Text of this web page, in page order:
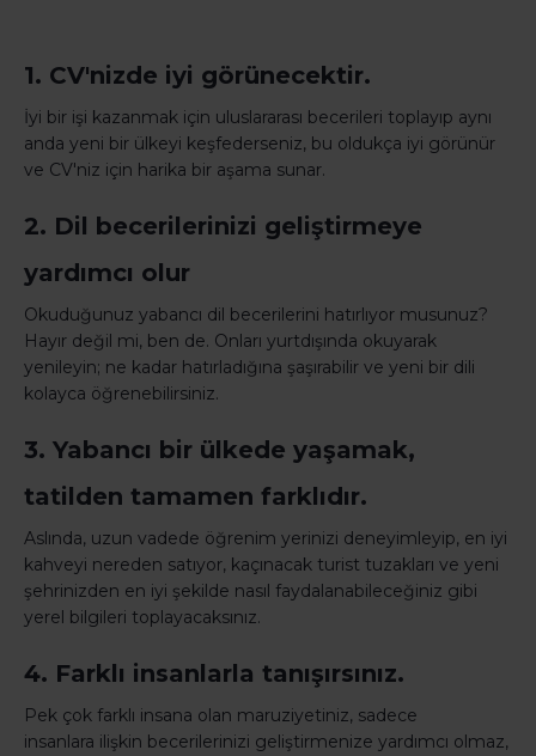
1. CV'nizde iyi görünecektir.
İyi bir işi kazanmak için uluslararası becerileri toplayıp aynı
anda yeni bir ülkeyi keşfederseniz, bu oldukça iyi görünür
ve CV'niz için harika bir aşama sunar.
2. Dil becerilerinizi geliştirmeye
yardımcı olur
Okuduğunuz yabancı dil becerilerini hatırlıyor musunuz?
Hayır değil mi, ben de. Onları yurtdışında okuyarak
yenileyin; ne kadar hatırladığına şaşırabilir ve yeni bir dili
kolayca öğrenebilirsiniz.
3. Yabancı bir ülkede yaşamak,
tatilden tamamen farklıdır.
Aslında, uzun vadede öğrenim yerinizi deneyimleyip, en iyi
kahveyi nereden satıyor, kaçınacak turist tuzakları ve yeni
şehrinizden en iyi şekilde nasıl faydalanabileceğiniz gibi
yerel bilgileri toplayacaksınız.
4. Farklı insanlarla tanışırsınız.
Pek çok farklı insana olan maruziyetiniz, sadece
insanlara ilişkin becerilerinizi geliştirmenize yardımcı olmaz,